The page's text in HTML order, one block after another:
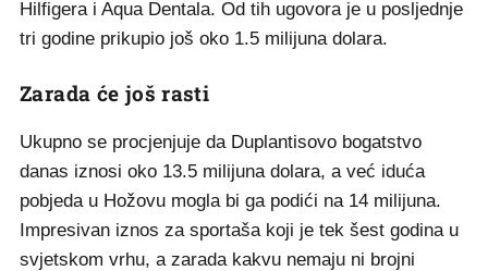
Hilfigera i Aqua Dentala. Od tih ugovora je u posljednje
tri godine prikupio još oko 1.5 milijuna dolara.
Zarada će još rasti
Ukupno se procjenjuje da Duplantisovo bogatstvo
danas iznosi oko 13.5 milijuna dolara, a već iduća
pobjeda u Hožovu mogla bi ga podići na 14 milijuna.
Impresivan iznos za sportaša koji je tek šest godina u
svjetskom vrhu, a zarada kakvu nemaju ni brojni